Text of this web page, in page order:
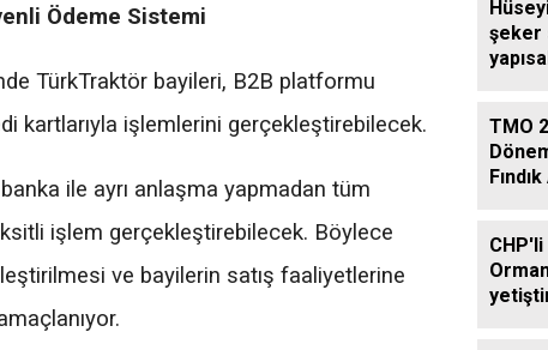
Ödeme Sistemi
TürkTraktör bayileri, B2B platformu
kartlarıyla işlemlerini gerçekleştirebilecek.
ile ayrı anlaşma yapmadan tüm
işlem gerçekleştirebilecek. Böylece
ve bayilerin satış faaliyetlerine
şeker
TMO